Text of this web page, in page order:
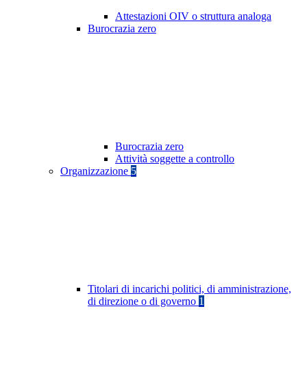
Attestazioni OIV o struttura analoga
Burocrazia zero
Burocrazia zero
Attività soggette a controllo
Organizzazione 5
Titolari di incarichi politici, di amministrazione,
di direzione o di governo 1